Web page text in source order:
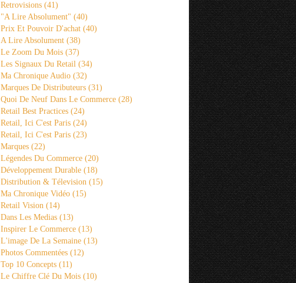
Retrovisions (41)
"a Lire Absolument" (40)
Prix Et Pouvoir D'achat (40)
A Lire Absolument (38)
Le Zoom Du Mois (37)
Les Signaux Du Retail (34)
Ma Chronique Audio (32)
Marques De Distributeurs (31)
Quoi De Neuf Dans Le Commerce (28)
Retail Best Practices (24)
Retail, Ici C'est Paris (24)
Retail, Ici C'est Paris (23)
Marques (22)
Légendes Du Commerce (20)
Développement Durable (18)
Distribution & Télevision (15)
Ma Chronique Vidéo (15)
Retail Vision (14)
Dans Les Medias (13)
Inspirer Le Commerce (13)
L'image De La Semaine (13)
Photos Commentées (12)
Top 10 Concepts (11)
Le Chiffre Clé Du Mois (10)